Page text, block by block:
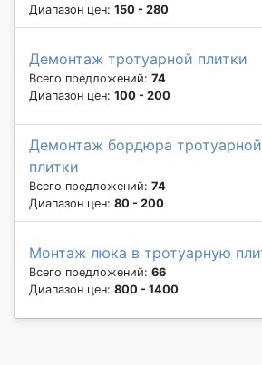
Диапазон цен: 150 - 280
Демонтаж тротуарной плитки
Всего предложений: 74
Диапазон цен: 100 - 200
Демонтаж бордюра тротуарной
плитки
Всего предложений: 74
Диапазон цен: 80 - 200
Монтаж люка в тротуарную
Всего предложений: 66
Диапазон цен: 800 - 1400